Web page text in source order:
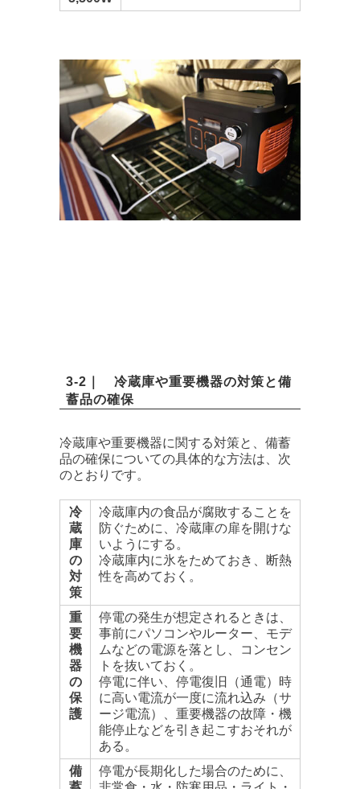
3-2｜ 冷蔵庫や重要機器の対策と備
蓄品の確保
冷蔵庫や重要機器に関する対策と、備蓄
品の確保についての具体的な方法は、次
のとおりです。
冷
蔵
庫
の
対
策
冷蔵庫内の食品が腐敗することを
防ぐために、冷蔵庫の扉を開けな
いようにする。
冷蔵庫内に氷をためておき、断熱
性を高めておく。
重
要
機
器
の
保
護
停電の発生が想定されるときは、
事前にパソコンやルーター、モデ
ムなどの電源を落とし、コンセン
トを抜いておく。
停電に伴い、停電復旧（通電）時
に高い電流が一度に流れ込み（サ
ージ電流）、重要機器の故障・機
能停止などを引き起こすおそれが
ある。
備
停電が長期化した場合のために、